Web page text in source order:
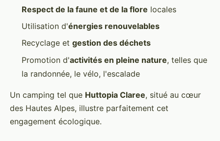
Respect de la faune et de la flore locales
Utilisation d'énergies renouvelables
Recyclage et gestion des déchets
Promotion d'activités en pleine nature, telles que
la randonnée, le vélo, l'escalade
Un camping tel que Huttopia Claree, situé au cœur
des Hautes Alpes, illustre parfaitement cet
engagement écologique.